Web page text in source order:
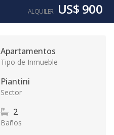
ALQUILER US$ 900
Apartamentos
Tipo de Inmueble
Piantini
Sector
2
Baños